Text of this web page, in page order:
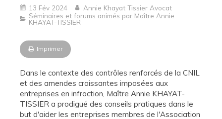
13 Fév 2024
Annie Khayat Tissier Avocat
Séminaires et forums animés par Maître Annie
KHAYAT-TISSIER
Imprimer
Dans le contexte des contrôles renforcés de la CNIL
et des amendes croissantes imposées aux
entreprises en infraction, Maître Annie KHAYAT-
TISSIER a prodigué des conseils pratiques dans le
but d'aider les entreprises membres de l'Association